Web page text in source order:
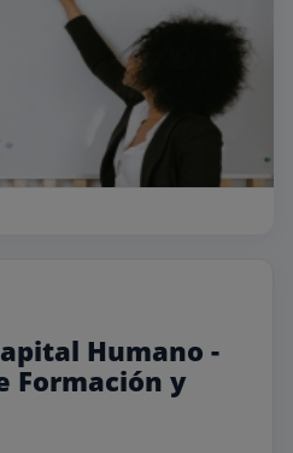
Humano -
Formación y